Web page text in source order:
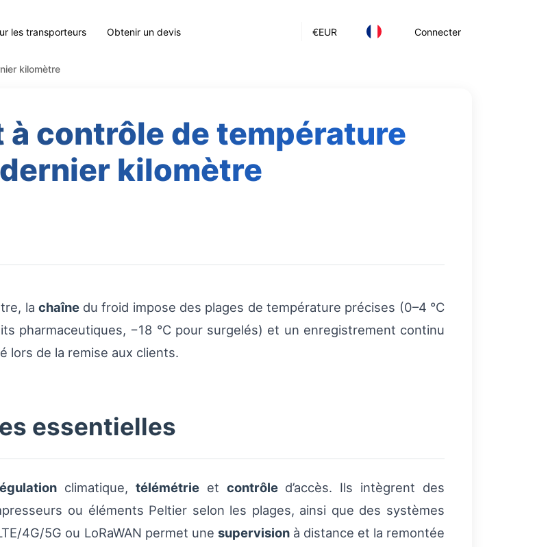
€EUR Connecter
les transporteurs Obtenir un devis
kilomètre
contrôle de température
kilomètre
la chaînedu froid impose des plages de température précises (0–4 °C
pharmaceutiques, −18 °C pour surgelés) et un enregistrement continu
lors de la remise aux clients.
essentielles
climatique, télémétrieet contrôled’accès. Ils intègrent des
ou éléments Peltier selon les plages, ainsi que des systèmes
4G/5G ou LoRaWAN permet une supervisionà distance et la remontée